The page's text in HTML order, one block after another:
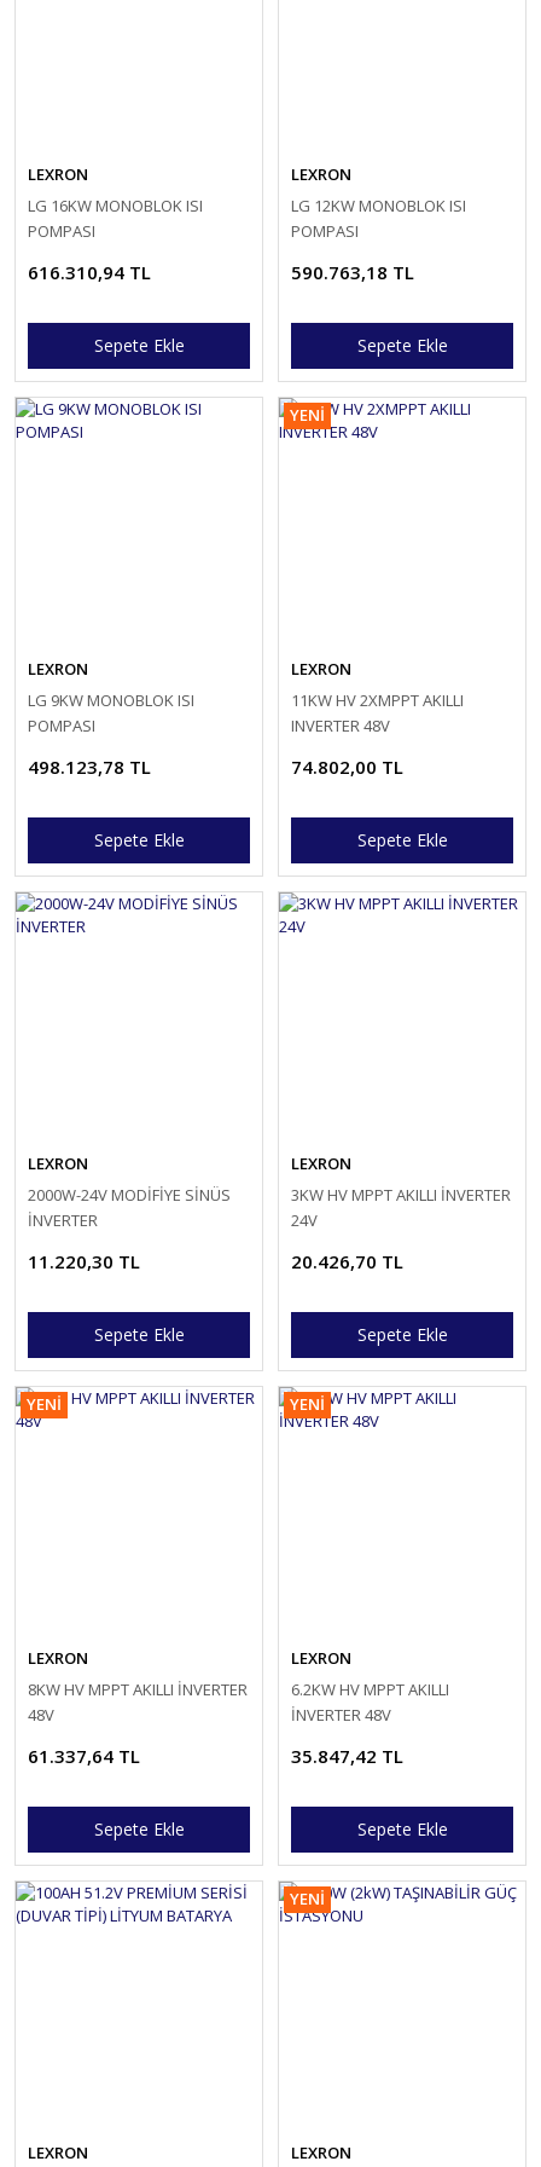
LEXRON
LG 16KW MONOBLOK ISI
POMPASI
616.310,94 TL
Sepete Ekle
LEXRON
LG 12KW MONOBLOK ISI
POMPASI
590.763,18 TL
Sepete Ekle
LEXRON
LG 9KW MONOBLOK ISI
POMPASI
498.123,78 TL
Sepete Ekle
YENİ
LEXRON
11KW HV 2XMPPT AKILLI
INVERTER 48V
74.802,00 TL
Sepete Ekle
LEXRON
2000W-24V MODİFİYE SİNÜS
İNVERTER
11.220,30 TL
Sepete Ekle
LEXRON
3KW HV MPPT AKILLI İNVERTER
24V
20.426,70 TL
Sepete Ekle
YENİ
LEXRON
8KW HV MPPT AKILLI İNVERTER
48V
61.337,64 TL
Sepete Ekle
YENİ
LEXRON
6.2KW HV MPPT AKILLI
İNVERTER 48V
35.847,42 TL
Sepete Ekle
LEXRON
YENİ
LEXRON